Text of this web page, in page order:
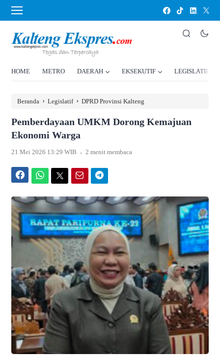
HOME METRO DAERAH EKSEKUTIF LEGISLATIF
Beranda › Legislatif › DPRD Provinsi Kalteng
Pemberdayaan UMKM Dorong Kemajuan
Ekonomi Warga
21 Mei 2026 13:29 WIB . 2 menit membaca